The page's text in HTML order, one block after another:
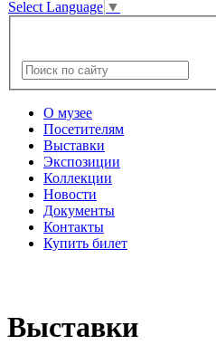
Select Language ▼
О музее
Посетителям
Выставки
Экспозиции
Коллекции
Новости
Документы
Контакты
Купить билет
Выставки